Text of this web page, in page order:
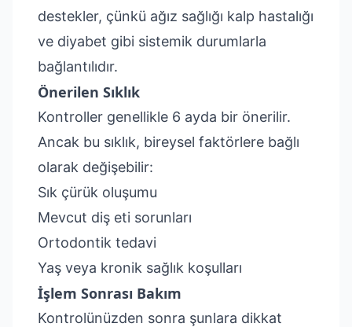
destekler, çünkü ağız sağlığı kalp hastalığı
ve diyabet gibi sistemik durumlarla
bağlantılıdır.
Önerilen Sıklık
Kontroller genellikle 6 ayda bir önerilir.
Ancak bu sıklık, bireysel faktörlere bağlı
olarak değişebilir:
Sık çürük oluşumu
Mevcut diş eti sorunları
Ortodontik tedavi
Yaş veya kronik sağlık koşulları
İşlem Sonrası Bakım
Kontrolünüzden sonra şunlara dikkat